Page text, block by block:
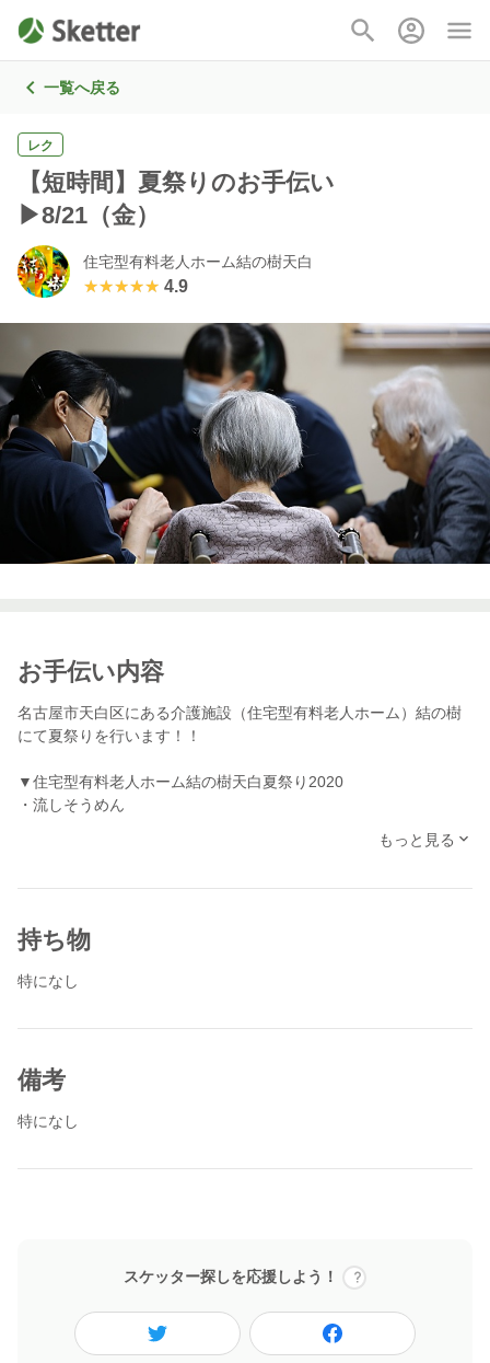
一覧へ戻る
レク
【短時間】夏祭りのお手伝い
▶8/21（金）
住宅型有料老人ホーム結の樹天白
★★★★★
★★★★★ 4.9
お手伝い内容
名古屋市天白区にある介護施設（住宅型有料老人ホーム）結の樹
にて夏祭りを行います！！
▼住宅型有料老人ホーム結の樹天白夏祭り2020
・流しそうめん
＊18：00~花火を少し行います。こちらは希望者のみ参加となり
のご協力および、参加日当日から遡って一週間の平熱であること
します。
▼株式会社結の樹
http://www.youtube.com/channel/UClDAxgfcMjXLvMVWTX7p2eg?
sub_confirmation=1
もっと見る
持ち物
特になし
備考
特になし
スケッター探しを応援しよう！